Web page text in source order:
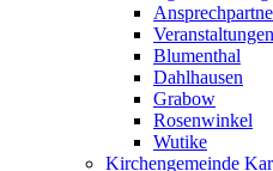
Blumenthal
Dahlhausen
Grabow
Rosenwinkel
Wutike
Kirchengemeinde